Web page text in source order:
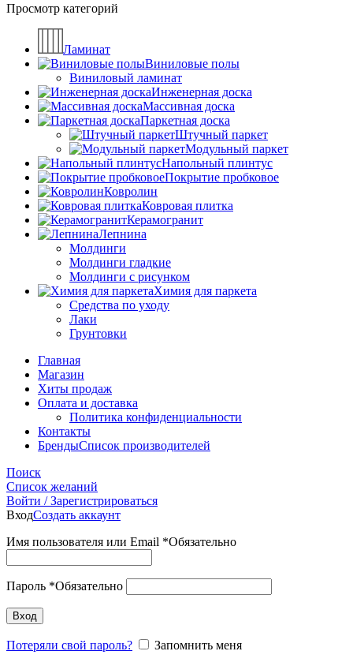
Просмотр категорий
Ламинат
Виниловые полы
Виниловый ламинат
Инженерная доска
Массивная доска
Паркетная доска
Штучный паркет
Модульный паркет
Напольный плинтус
Покрытие пробковое
Ковролин
Ковровая плитка
Керамогранит
Лепнина
Молдинги
Молдинги гладкие
Молдинги с рисунком
Химия для паркета
Средства по уходу
Лаки
Грунтовки
Главная
Магазин
Хиты продаж
Оплата и доставка
Политика конфиденциальности
Контакты
БрендыСписок производителей
Поиск
Список желаний
Войти / Зарегистрироваться
ВходСоздать аккаунт
Имя пользователя или Email *Обязательно
Пароль *Обязательно
Вход
Потеряли свой пароль?
Запомнить меня